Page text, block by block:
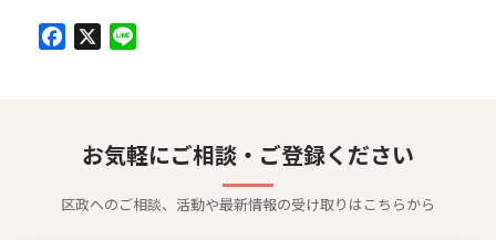
Facebook
お気軽にご相談・ご登録ください
区政へのご相談、活動や最新情報の受け取りはこちらから